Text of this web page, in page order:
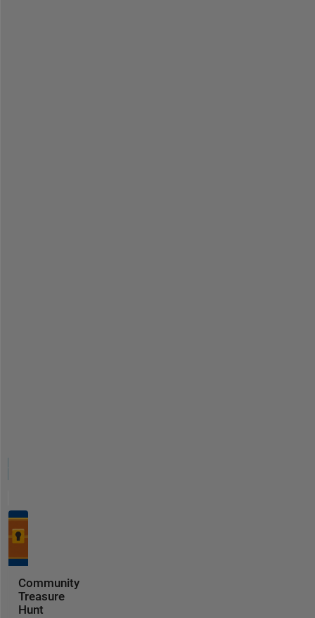
Community
Treasure
Hunt